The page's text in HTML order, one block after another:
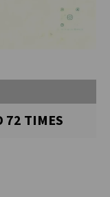
72 TIMES